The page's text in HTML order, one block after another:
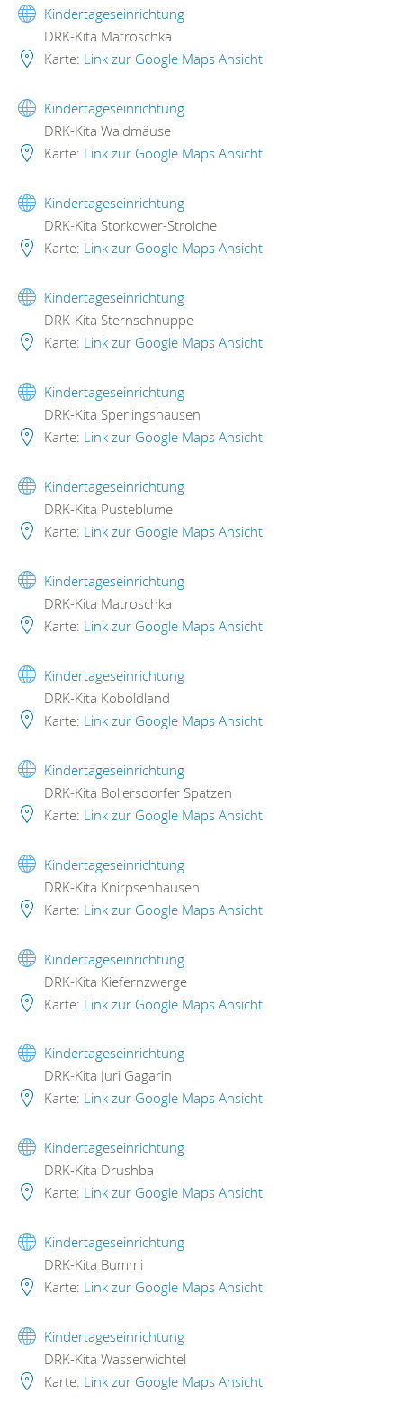
Kindertageseinrichtung
DRK-Kita Matroschka
Karte: Link zur Google Maps Ansicht
Kindertageseinrichtung
DRK-Kita Waldmäuse
Karte: Link zur Google Maps Ansicht
Kindertageseinrichtung
DRK-Kita Storkower-Strolche
Karte: Link zur Google Maps Ansicht
Kindertageseinrichtung
DRK-Kita Sternschnuppe
Karte: Link zur Google Maps Ansicht
Kindertageseinrichtung
DRK-Kita Sperlingshausen
Karte: Link zur Google Maps Ansicht
Kindertageseinrichtung
DRK-Kita Pusteblume
Karte: Link zur Google Maps Ansicht
Kindertageseinrichtung
DRK-Kita Matroschka
Karte: Link zur Google Maps Ansicht
Kindertageseinrichtung
DRK-Kita Koboldland
Karte: Link zur Google Maps Ansicht
Kindertageseinrichtung
DRK-Kita Bollersdorfer Spatzen
Karte: Link zur Google Maps Ansicht
Kindertageseinrichtung
DRK-Kita Knirpsenhausen
Karte: Link zur Google Maps Ansicht
Kindertageseinrichtung
DRK-Kita Kiefernzwerge
Karte: Link zur Google Maps Ansicht
Kindertageseinrichtung
DRK-Kita Juri Gagarin
Karte: Link zur Google Maps Ansicht
Kindertageseinrichtung
DRK-Kita Drushba
Karte: Link zur Google Maps Ansicht
Kindertageseinrichtung
DRK-Kita Bummi
Karte: Link zur Google Maps Ansicht
Kindertageseinrichtung
DRK-Kita Wasserwichtel
Karte: Link zur Google Maps Ansicht